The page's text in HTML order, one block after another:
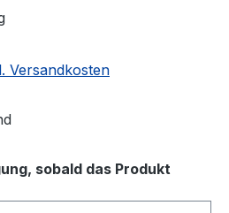
Versandkosten
sobald das Produkt